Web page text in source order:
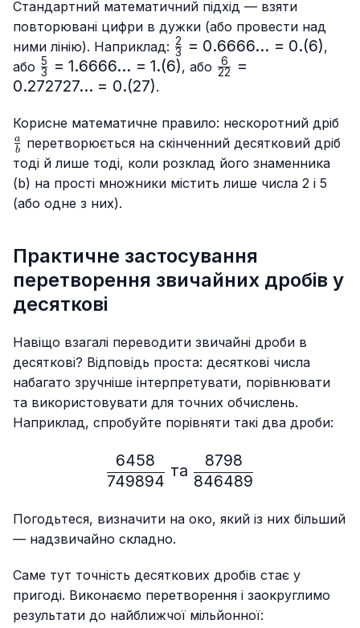
Стандартний математичний підхід — взяти
повторювані цифри в дужки (або провести над
ними лінію). Наприклад: \frac{2}
{3}=0.6666...
= 0.(6)
3
2 = 0.6666... = 0.(6),
або \frac{5}
{3}=
= 1.(6)
3
5 = 1.6666... = 1.(6), або \frac{6}
22
6
=
0.272727... = 0.(27).
Корисне математичне правило: нескоротний дріб
{b}
b
a
перетворюється на скінченний десятковий дріб
тоді й лише тоді, коли розклад його знаменника
(b) на прості множники містить лише числа 2 і 5
(або одне з них).
Практичне застосування
перетворення звичайних дробів у
десяткові
Навіщо взагалі переводити звичайні дроби в
десяткові? Відповідь проста: десяткові числа
набагато зручніше інтерпретувати, порівнювати
та використовувати для точних обчислень.
Наприклад, спробуйте порівняти такі два дроби:
\frac{6458}{749894} \
749894
6458
та
846489
8798
Погодьтеся, визначити на око, який із них більший
— надзвичайно складно.
Саме тут точність десяткових дробів стає у
пригоді. Виконаємо перетворення і заокруглимо
результати до найближчої мільйонної: